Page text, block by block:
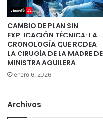
CAMBIO DE PLAN SIN
EXPLICACIÓN TÉCNICA: LA
CRONOLOGÍA QUE RODEA
LA CIRUGÍA DE LA MADRE DE
MINISTRA AGUILERA
enero 6, 2026
Archivos